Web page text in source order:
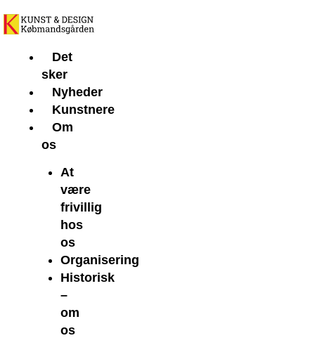
til
Det
sker
Nyheder
Kunstnere
Om
os
At
være
frivillig
hos
os
Organisering
Historisk
–
om
os